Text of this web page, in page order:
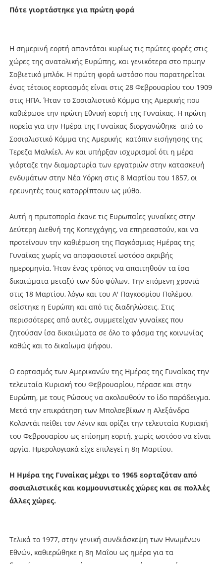
Πότε γιορτάστηκε για πρώτη φορά
Η σημερινή εορτή απαντάται κυρίως τις πρώτες φορές στις
χώρες της ανατολικής Ευρώπης, και γενικότερα στο πρωην
Σοβιετικό μπλόκ. Η πρώτη φορά ωστόσο που παρατηρείται
ένας τέτοιος εορτασμός είναι στις 28 Φεβρουαρίου του 1909
στις ΗΠΑ. Ήταν το Σοσιαλιστικό Κόμμα της Αμερικής που
καθιέρωσε την πρώτη Εθνική εορτή της Γυναίκας. Η πρώτη
πορεία για την Ημέρα της Γυναίκας διοργανώθηκε από το
Σοσιαλιστικό Κόμμα της Αμερικής κατόπιν εισήγησης της
Τερεζα Μαλκίελ. Αν και υπήρξαν ισχυρισμοί ότι η μέρα
γιόρταζε την διαμαρτυρία των εργατριών στην κατασκευή
ενδυμάτων στην Νέα Υόρκη στις 8 Μαρτίου του 1857, οι
ερευνητές τους καταρρίπτουν ως μύθο.
Αυτή η πρωτοπορία έκανε τις Ευρωπαίες γυναίκες στην
Δεύτερη Διεθνή της Κοπεγχάγης, να επηρεαστούν, και να
προτείνουν την καθιέρωση της Παγκόσμιας Ημέρας της
Γυναίκας χωρίς να αποφασιστεί ωστόσο ακριβής
ημερομηνία. Ήταν ένας τρόπος να απαιτηθούν τα ίσα
δικαιώματα μεταξύ των δύο φύλων. Την επόμενη χρονιά
στις 18 Μαρτίου, λόγω και του Α' Παγκοσμίου Πολέμου,
σείστηκε η Ευρώπη και από τις διαδηλώσεις. Στις
περισσότερες από αυτές, συμμετείχαν γυναίκες που
ζητούσαν ίσα δικαιώματα σε όλο το φάσμα της κοινωνίας
καθώς και το δικαίωμα ψήφου.
Ο εορτασμός των Αμερικανών της Ημέρας της Γυναίκας την
τελευταία Κυριακή του Φεβρουαρίου, πέρασε και στην
Ευρώπη, με τους Ρώσους να ακολουθούν το ίδο παράδειγμα.
Μετά την επικράτηση των Μπολσεβίκων η Αλεξάνδρα
Κολοντάι πείθει τον Λένιν και ορίζει την τελευταία Κυριακή
του Φεβρουαρίου ως επίσημη εορτή, χωρίς ωστόσο να είναι
αργία. Ημερολογιακά είχε επιλεγεί η 8η Μαρτίου.
Η Ημέρα της Γυναίκας μέχρι το 1965 εορταζόταν από
σοσιαλιστικές και κομμουνιστικές χώρες και σε πολλές
άλλες χώρες.
Τελικά το 1977, στην γενική συνδιάσκεψη των Ηνωμένων
Εθνών, καθιερώθηκε η 8η Μαΐου ως ημέρα για τα